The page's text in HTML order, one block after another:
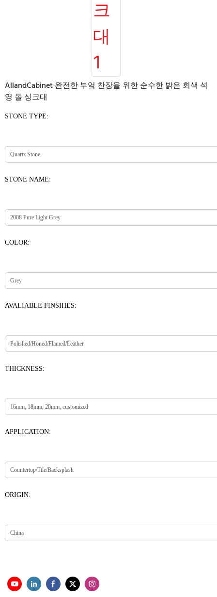
AllandCabinet 완전한 부엌 찬장을 위한 순수한 밝은 회색 석
영 돌 싱크대
STONE TYPE:
STONE NAME:
COLOR:
AVALIABLE FINSIHES:
THICKNESS:
APPLICATION:
ORIGIN: